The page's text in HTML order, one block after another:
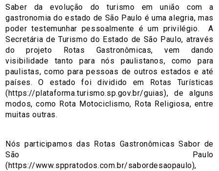
Saber da evolução do turismo em união com a
gastronomia do estado de São Paulo é uma alegria, mas
poder testemunhar pessoalmente é um privilégio. A
Secretária de Turismo do Estado de São Paulo, através
do projeto Rotas Gastronômicas, vem dando
visibilidade tanto para nós paulistanos, como para
paulistas, como para pessoas de outros estados e até
países. O estado foi dividido em Rotas Turísticas
(https://plataforma.turismo.sp.gov.br/guias), de alguns
modos, como Rota Motociclismo, Rota Religiosa, entre
muitas outras.
Nós participamos das Rotas Gastronômicas Sabor de
São Paulo
(https://www.sppratodos.com.br/sabordesaopaulo),